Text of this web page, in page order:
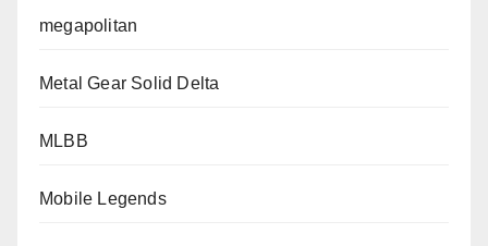
megapolitan
Metal Gear Solid Delta
MLBB
Mobile Legends